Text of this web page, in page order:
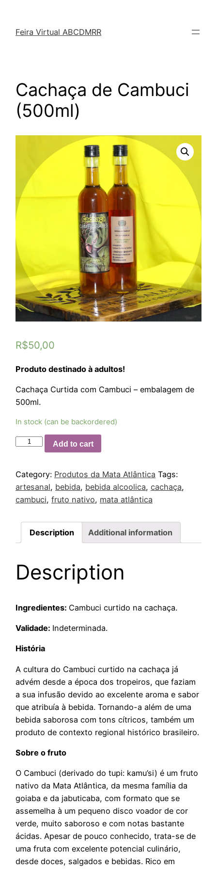
Feira Virtual ABCDMRR
Cachaça de Cambuci
(500ml)
R$50,00
Produto destinado à adultos!
Cachaça Curtida com Cambuci – embalagem de
500ml.
In stock (can be backordered)
Add to cart
Category: Produtos da Mata Atlântica Tags:
artesanal, bebida, bebida alcoolica, cachaça,
cambuci, fruto nativo, mata atlântica
Description Additional information
Description
Ingredientes: Cambuci curtido na cachaça.
Validade: Indeterminada.
História
A cultura do Cambuci curtido na cachaça já
advém desde a época dos tropeiros, que faziam
a sua infusão devido ao excelente aroma e sabor
que atribuía à bebida. Tornando-a além de uma
bebida saborosa com tons cítricos, também um
produto de contexto regional histórico brasileiro.
Sobre o fruto
O Cambuci (derivado do tupi: kamu’si) é um fruto
nativo da Mata Atlântica, da mesma família da
goiaba e da jabuticaba, com formato que se
assemelha à um pequeno disco voador de cor
verde, muito saboroso e com notas bastante
ácidas. Apesar de pouco conhecido, trata-se de
uma fruta com excelente potencial culinário,
desde doces, salgados e bebidas. Rico em